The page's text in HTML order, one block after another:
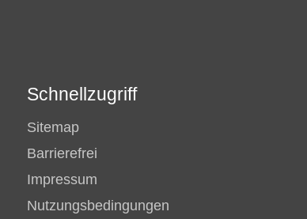
Schnellzugriff
Sitemap
Barrierefrei
Impressum
Nutzungsbedingungen